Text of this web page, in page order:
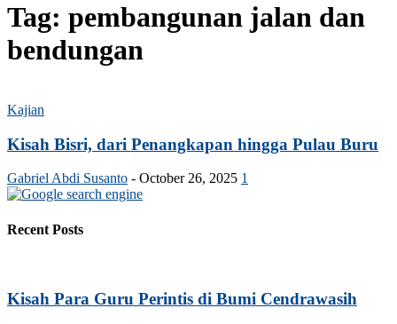
Tag: pembangunan jalan dan
bendungan
Kajian
Kisah Bisri, dari Penangkapan hingga Pulau Buru
Gabriel Abdi Susanto - October 26, 2025 1
Recent Posts
Kisah Para Guru Perintis di Bumi Cendrawasih